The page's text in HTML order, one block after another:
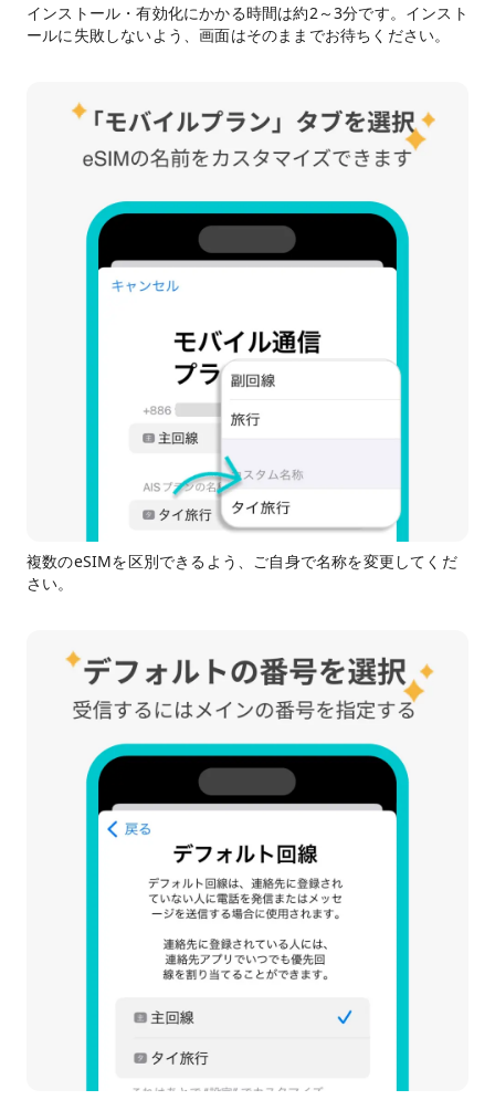
インストール・有効化にかかる時間は約2～3分です。インスト
ールに失敗しないよう、画面はそのままでお待ちください。
複数のeSIMを区別できるよう、ご自身で名称を変更してくだ
さい。